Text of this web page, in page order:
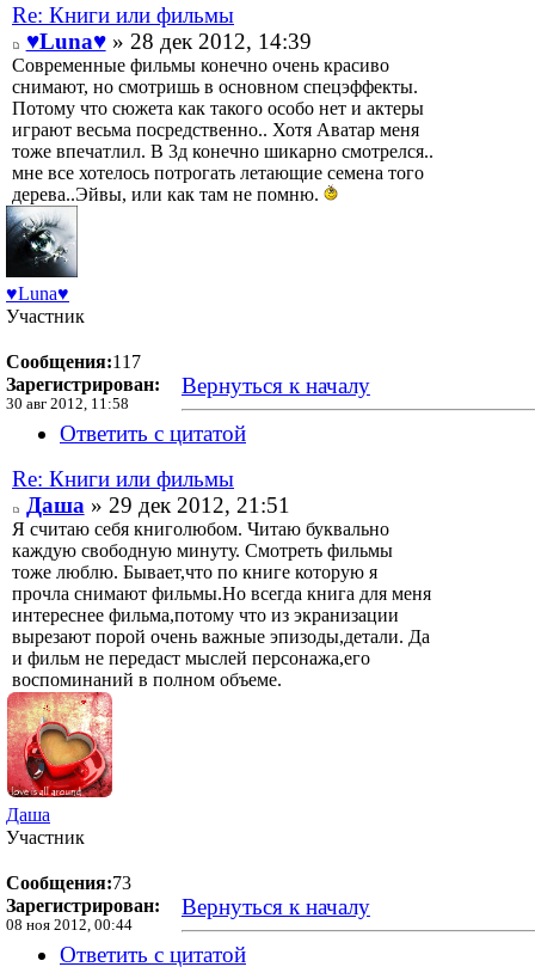
Re: Книги или фильмы
♥Luna♥» 28 дек 2012, 14:39
Современные фильмы конечно очень красиво
снимают, но смотришь в основном спецэффекты.
Потому что сюжета как такого особо нет и актеры
играют весьма посредственно.. Хотя Аватар меня
тоже впечатлил. В 3д конечно шикарно смотрелся..
мне все хотелось потрогать летающие семена того
дерева..Эйвы, или как там не помню.
♥Luna♥
Участник
Сообщения:117
Зарегистрирован:
30 авг 2012, 11:58
Вернуться к началу
Ответить с цитатой
Re: Книги или фильмы
Даша » 29 дек 2012, 21:51
Я считаю себя книголюбом. Читаю буквально
каждую свободную минуту. Смотреть фильмы
тоже люблю. Бывает,что по книге которую я
прочла снимают фильмы.Но всегда книга для меня
интереснее фильма,потому что из экранизации
вырезают порой очень важные эпизоды,детали. Да
и фильм не передаст мыслей персонажа,его
воспоминаний в полном объеме.
Даша
Участник
Сообщения:73
Зарегистрирован:
08 ноя 2012, 00:44
Вернуться к началу
Ответить с цитатой